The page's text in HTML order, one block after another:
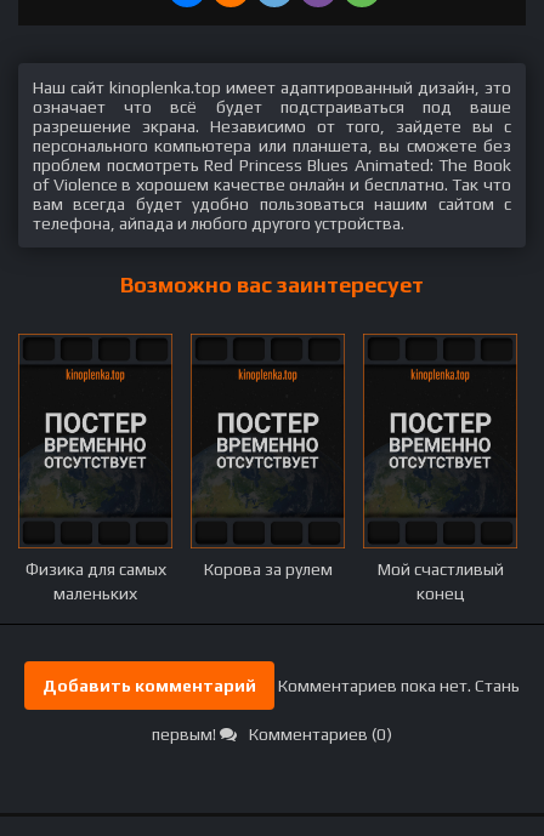
Наш сайт kinoplenka.top имеет адаптированный дизайн, это
означает что всё будет подстраиваться под ваше
разрешение экрана. Независимо от того, зайдете вы с
персонального компьютера или планшета, вы сможете без
проблем посмотреть Red Princess Blues Animated: The Book
of Violence в хорошем качестве онлайн и бесплатно. Так что
вам всегда будет удобно пользоваться нашим сайтом с
телефона, айпада и любого другого устройства.
Возможно вас заинтересует
Физика для самых
маленьких
Корова за рулем
Мой счастливый
конец
Добавить комментарий Комментариев пока нет. Стань
первым! Комментариев (0)